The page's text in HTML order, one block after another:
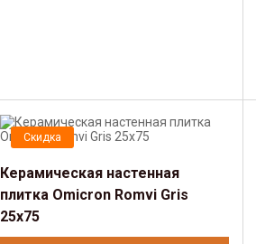
Скидка
Керамическая настенная
плитка Omicron Romvi Gris
25x75